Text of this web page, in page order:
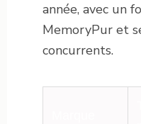
année, avec un
MemoryPur et
concurrents.